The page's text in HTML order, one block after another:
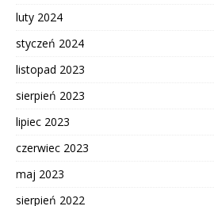
luty 2024
styczeń 2024
listopad 2023
sierpień 2023
lipiec 2023
czerwiec 2023
maj 2023
sierpień 2022